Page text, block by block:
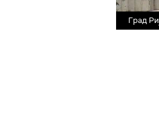
Град